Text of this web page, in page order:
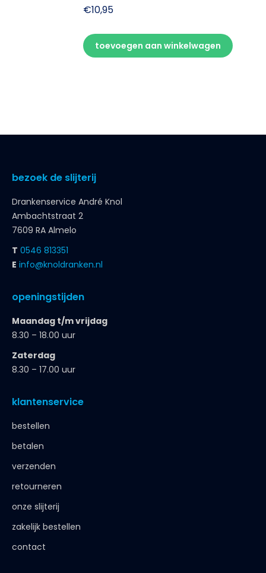
€10,95
toevoegen aan winkelwagen
bezoek de slijterij
Drankenservice André Knol
Ambachtstraat 2
7609 RA Almelo
T 0546 813351
E info@knoldranken.nl
openingstijden
Maandag t/m vrijdag
8.30 – 18.00 uur
Zaterdag
8.30 – 17.00 uur
klantenservice
bestellen
betalen
verzenden
retourneren
onze slijterij
zakelijk bestellen
contact